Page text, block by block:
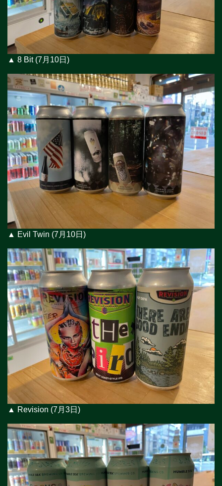
▲ 8 Bit (7月10日)
▲ Evil Twin (7月10日)
▲ Revision (7月3日)